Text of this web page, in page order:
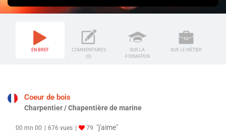
EN BREF
COMMENTAIRES
(0)
SUR LA
FORMATION
SUR LE MÉTIER
Coeur de bois
Charpentier / Chapentière de marine
00 mn 00 676 vues 79 "j'aime"